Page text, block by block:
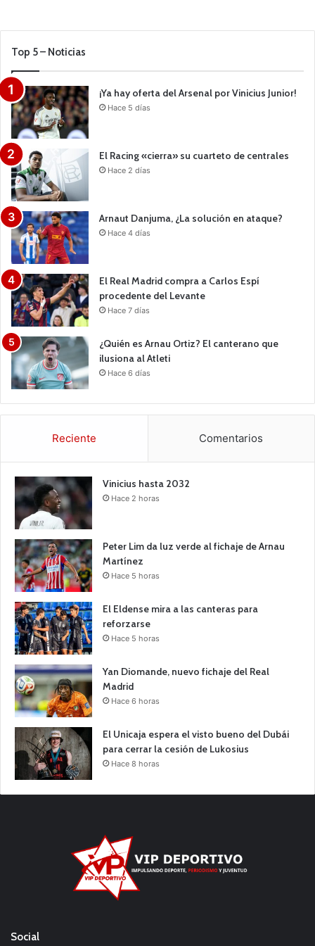
Top 5 – Noticias
¡Ya hay oferta del Arsenal por Vinicius Junior!
Hace 5 días
El Racing «cierra» su cuarteto de centrales
Hace 2 días
Arnaut Danjuma, ¿La solución en ataque?
Hace 4 días
El Real Madrid compra a Carlos Espí
procedente del Levante
Hace 7 días
¿Quién es Arnau Ortiz? El canterano que
ilusiona al Atleti
Hace 6 días
Reciente Comentarios
Vinicius hasta 2032
Hace 2 horas
Peter Lim da luz verde al fichaje de Arnau
Martínez
Hace 5 horas
El Eldense mira a las canteras para
reforzarse
Hace 5 horas
Yan Diomande, nuevo fichaje del Real
Madrid
Hace 6 horas
El Unicaja espera el visto bueno del Dubái
para cerrar la cesión de Lukosius
Hace 8 horas
Social